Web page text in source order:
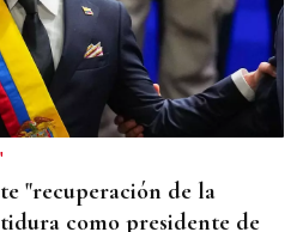
hermanas Jorge en el
necesidad de final
"recuperación de la
como presidente de